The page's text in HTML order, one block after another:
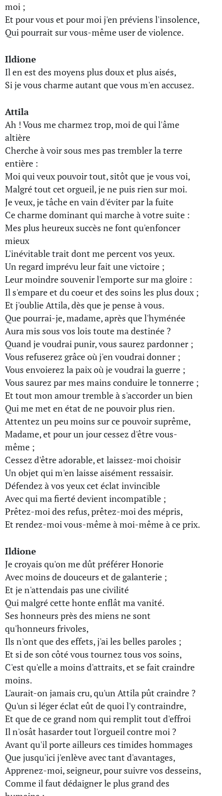
moi ;
Et pour vous et pour moi j'en préviens l'insolence,
Qui pourrait sur vous-même user de violence.
Ildione
Il en est des moyens plus doux et plus aisés,
Si je vous charme autant que vous m'en accusez.
Attila
Ah ! Vous me charmez trop, moi de qui l'âme
altière
Cherche à voir sous mes pas trembler la terre
entière :
Moi qui veux pouvoir tout, sitôt que je vous voi,
Malgré tout cet orgueil, je ne puis rien sur moi.
Je veux, je tâche en vain d'éviter par la fuite
Ce charme dominant qui marche à votre suite :
Mes plus heureux succès ne font qu'enfoncer
mieux
L'inévitable trait dont me percent vos yeux.
Un regard imprévu leur fait une victoire ;
Leur moindre souvenir l'emporte sur ma gloire :
Il s'empare et du coeur et des soins les plus doux ;
Et j'oublie Attila, dès que je pense à vous.
Que pourrai-je, madame, après que l'hyménée
Aura mis sous vos lois toute ma destinée ?
Quand je voudrai punir, vous saurez pardonner ;
Vous refuserez grâce où j'en voudrai donner ;
Vous envoierez la paix où je voudrai la guerre ;
Vous saurez par mes mains conduire le tonnerre ;
Et tout mon amour tremble à s'accorder un bien
Qui me met en état de ne pouvoir plus rien.
Attentez un peu moins sur ce pouvoir suprême,
Madame, et pour un jour cessez d'être vous-
même ;
Cessez d'être adorable, et laissez-moi choisir
Un objet qui m'en laisse aisément ressaisir.
Défendez à vos yeux cet éclat invincible
Avec qui ma fierté devient incompatible ;
Prêtez-moi des refus, prêtez-moi des mépris,
Et rendez-moi vous-même à moi-même à ce prix.
Ildione
Je croyais qu'on me dût préférer Honorie
Avec moins de douceurs et de galanterie ;
Et je n'attendais pas une civilité
Qui malgré cette honte enflât ma vanité.
Ses honneurs près des miens ne sont
qu'honneurs frivoles,
Ils n'ont que des effets, j'ai les belles paroles ;
Et si de son côté vous tournez tous vos soins,
C'est qu'elle a moins d'attraits, et se fait craindre
moins.
L'aurait-on jamais cru, qu'un Attila pût craindre ?
Qu'un si léger éclat eût de quoi l'y contraindre,
Et que de ce grand nom qui remplit tout d'effroi
Il n'osât hasarder tout l'orgueil contre moi ?
Avant qu'il porte ailleurs ces timides hommages
Que jusqu'ici j'enlève avec tant d'avantages,
Apprenez-moi, seigneur, pour suivre vos desseins,
Comme il faut dédaigner le plus grand des